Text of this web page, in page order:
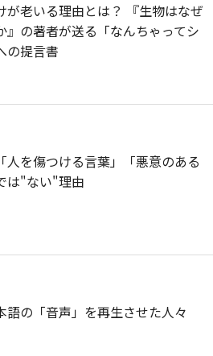
が老いる理由とは？ 『生物はなぜ
』の著者が送る「なんちゃってシ
の提言書
人を傷つける言葉」「悪意のある
は"ない"理由
語の「音声」を再生させた人々